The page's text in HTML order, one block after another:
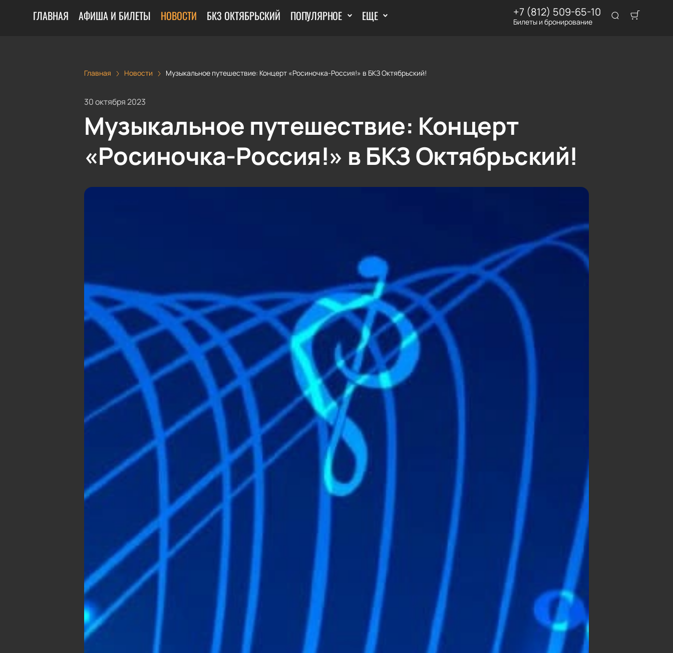
ГЛАВНАЯ АФИША И БИЛЕТЫ НОВОСТИ БКЗ ОКТЯБРЬСКИЙ ПОПУЛЯРНОЕ ЕЩЕ +7 (812) 509-65-10
Билеты и бронирование
Главная Новости Музыкальное путешествие: Концерт «Росиночка-Россия!» в БКЗ Октябрьский!
30 октября 2023
Музыкальное путешествие: Концерт
«Росиночка-Россия!» в БКЗ Октябрьский!